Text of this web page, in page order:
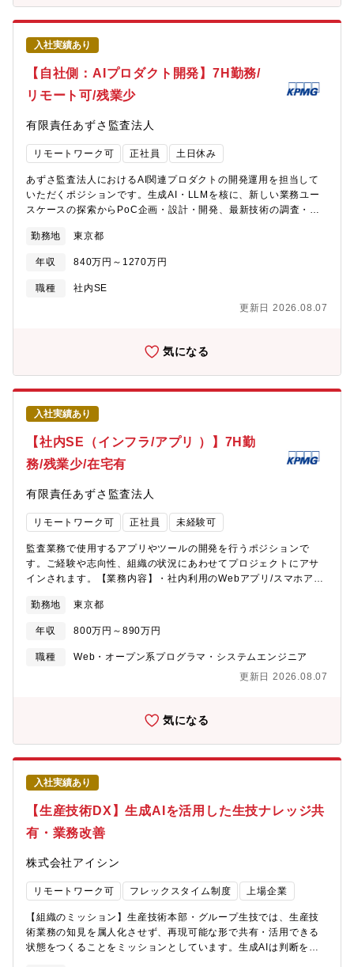
ドメンバーはキーエンス出身者や大手銀行出身者で構成され、ス
×AIをテーマにソフト（AI）からハード（装置）まで一気通貫した
ビジネスを展開しております。
エンド最適化・通信処理やリアルタイム検査結果の可視化など複
雑なUI/UX設計・Electron/React/Vue.jsを用いたクロスプラット
フォーム・デスクトップアプリ開発・新プロダクト立ち上げにお
ける技術選定・アーキテクチャ設計・チーム・組織作りに関わる
開発プロセス改善や技術方針策定【具体的な業務内容】・AI検査
実行アプリケーション・AI学習システムのフロント部、データベ
ース部の要求定義・開発計画策定と進捗管理・メンバーマネジメ
クトにおける技術選定・アーキテクチャ検討【本ポジションの魅
力】■技術的な裁量が非常に大きい少人数組織のため、React、
Vue.js、Electron、DB設計、アーキテクチャ設計まで幅広く関わ
携われる点が大きな魅力です。■AI×製造業という成長市場AI外観
検査では、AIモデル学習、検査結果のリアルタイム表示、大量画
像データ管理、高速通信、など通常のWebサービスとは異なる技
術課題があります。そのためパフォーマンス最適化、リアルタイ
ます。【同社について】・2020年設立のスタートアップで設立4
に前年比1.5倍で急拡大2026年2月期は過去最高益。今期も売上
47%増を見込む超高成長企業圧倒的なスピード感で会社が拡大
員まで年齢問わず幅広い層の社員が在籍して活躍しており、ボー
ビジネスを展開しております。
入社実績あり
【自社側：AIプロダクト開発】7H勤務/
リモート可/残業少
有限責任あずさ監査法人
リモートワーク可 正社員 土日休み
あずさ監査法人におけるAI関連プロダクトの開発運用を担当して
いただくポジションです。生成AI・LLMを核に、新しい業務ユー
スケースの探索からPoC企画・設計・開発、最新技術の調査・評
上げながら、最先端のモデルやツールを試行し、実際の業務変革
につなげていく「技術×ビジネス」の橋渡し役として、生成AI時代
に通用するスキルと実績を積むことができます。<具体的な業務内
容>●生成AI／大規模言語モデル（LLM）を活用した新規ユースケ
Concept）の企画・設計・開発●技術調査（最新LLM、関連ツー
Innovation部のご紹介】https://digital.azsa.or.jp/あずさ監査法人
Digital Innovation & Assurance 統轄事業部（DIA）は、最先端
のデジタル技術やAIを駆使し、会計監査の高度化・効率化や不正
の検知・防止、データドリブンな意思決定の実現など、会計監
査・経理財務領域のDX（デジタルトランスフォーメーション）を
推進しています。<参考>AX for Trustを実現する あずさ監査法
人の監査DXhttps://kpmg.com/jp/ja/home/services/audit/digital-
audit.html【イグニッションセンターについて（就業場所）】
https://home.kpmg/jp/ja/home/campaigns/2018/11/kpmg-
「4大監査法人」の1つで、日本最大級のアカウンティングファー
ムです。★生成AI・LLMを核に、新しい業務ユースケースの探索
からPoC企画・設計・開発、最新技術の調査・評価まで一気通貫
で、平均残業時間は40時間程度（8時間勤務に換算すと残業時間は
20時間程度）★現場の業務課題を拾い上げながら、最先端のモデ
ルやツールを試行し、実際の業務変革につなげていく「技術×ビジ
ネス」の橋渡し役として、生成AI時代に通用するスキルと実績を
勤務地 東京都
年収 840万円～1270万円
職種
社内SE
更新日 2026.08.07
気になる
入社実績あり
【社内SE（インフラ/アプリ ）】7H勤
務/残業少/在宅有
有限責任あずさ監査法人
リモートワーク可 正社員 未経験可
監査業務で使用するアプリやツールの開発を行うポジションで
す。ご経験や志向性、組織の状況にあわせてプロジェクトにアサ
インされます。【業務内容】・社内利用のWebアプリ/スマホアプ
を含むIT基盤の構築・設計・開発・運用【組織構成】約100名から
なるDigital Innovation部の社内SE担当です。社内SE担当は約
20~30名ほどです。プロジェクトチームには、AIスペシャリスト
や社内SE、データ処理エキスパートの方など様々な職種の方がい
https://digital.azsa.or.jp/【イグニッションセンターについて（就
https://home.kpmg/jp/ja/home/campaigns/2018/11/kpmg-
ignition-tokyo.html【ポジションの魅力】★日本トップ4である
「4大監査法人」の1つで、日本最大級のアカウンティングファー
ムでの社内SE業務★ＷＬＢが整った環境（平均残業時間は月30時
間程度／リモートワーク可能）★監査のデジタルトランスフォー
メーションを進め、テクノロジーを最大限活用して価値ある監査
を提供★経済産業省が定めるDX認定制度に基づき、「DX認定事
業者」として認定されています。
勤務地 東京都
年収 800万円～890万円
職種
Web・オープン系プログラマ・システムエンジニア
更新日 2026.08.07
気になる
入社実績あり
【生産技術DX】生成AIを活用した生技ナレッジ共
有・業務改善
株式会社アイシン
リモートワーク可 フレックスタイム制度 上場企業
【組織のミッション】生産技術本部・グループ生技では、生産技
術業務の知見を属人化させず、再現可能な形で共有・活用できる
状態をつくることをミッションとしています。生成AIは判断を代